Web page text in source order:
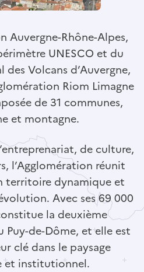
Auvergne-Rhône-Alpes,
UNESCO et du
des Volcans d’Auvergne,
Riom Limagne
de 31 communes,
et montagne.
de culture,
l’Agglomération réunit
territoire dynamique et
Avec ses 69 000
la deuxième
de-Dôme, et elle est
clé dans le paysage
et institutionnel.